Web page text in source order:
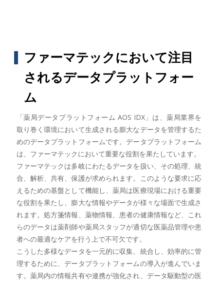
ファーマテックにおいて注目
されるデータプラットフォー
ム
「薬局データプラットフォーム AOS IDX」は、薬局業界を
取り巻く環境において生成される膨大なデータを管理するた
めのデータプラットフォームです。データプラットフォーム
は、ファーマテックにおいて重要な役割を果たしています。
ファーマテックは多岐にわたるデータを扱い、その処理、統
合、解析、共有、保護が求められます。このような要求に応
えるための基盤として機能し、薬局は医療現場における重要
な役割を果たし、膨大な情報やデータが様々な場面で生成さ
れます。処方箋情報、薬物情報、患者の健康情報など、これ
らのデータは薬剤師や薬局スタッフが適切な医薬品管理や患
者への最適なケアを行う上で不可欠です。
こうした多様なデータを一元的に収集、統合し、効率的に管
理するために、データプラットフォームの導入が進んでいま
す。薬局内の情報共有や連携が強化され、データ駆動型の医